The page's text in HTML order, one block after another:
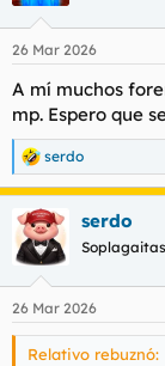
e
:
26 Mar 2026
A mí muchos
mp. Espero que
R
e
a
c
c
i
e
s
serdo
serdo
Soplagaitas
26 Mar 2026
Relativo rebuznó: